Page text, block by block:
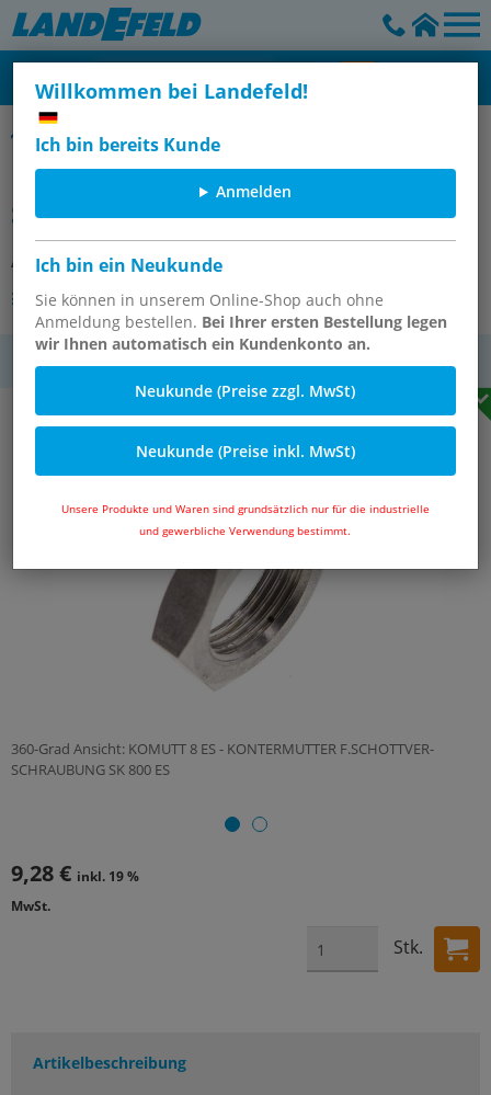
Willkommen bei Landefeld!
Ich bin bereits Kunde
Anmelden
Ich bin ein Neukunde
Sie können in unserem Online-Shop auch ohne
Anmeldung bestellen. Bei Ihrer ersten Bestellung legen
wir Ihnen automatisch ein Kundenkonto an.
Neukunde (Preise zzgl. MwSt)
Neukunde (Preise inkl. MwSt)
Unsere Produkte und Waren sind grundsätzlich nur für die industrielle
und gewerbliche Verwendung bestimmt.
Schottverschraubungen, CK-ES
KONTERMUTTER F.SCHOTTVER-
SCHRAUBUNG SK 800 ES
Artikelnummer: KOMUTT 8 ES
Andere Varianten des Artikels
MwSt.
360-Grad Ansicht: KOMUTT 8 ES - KONTERMUTTER F.SCHOTTVER-
SCHRAUBUNG SK 800 ES
9,28 € inkl. 19 %
MwSt.
Stk.
Artikelbeschreibung